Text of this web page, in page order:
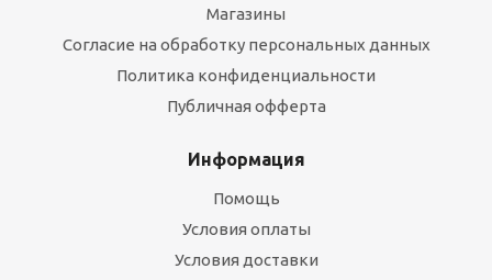
Магазины
Согласие на обработку персональных данных
Политика конфиденциальности
Публичная офферта
Информация
Помощь
Условия оплаты
Условия доставки